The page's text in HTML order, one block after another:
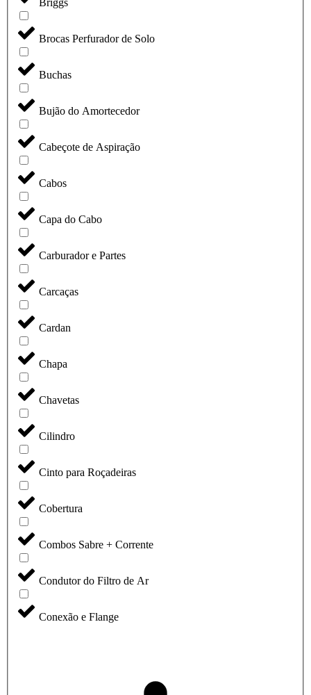
Briggs
Brocas Perfurador de Solo
Buchas
Bujão do Amortecedor
Cabeçote de Aspiração
Cabos
Capa do Cabo
Carburador e Partes
Carcaças
Cardan
Chapa
Chavetas
Cilindro
Cinto para Roçadeiras
Cobertura
Combos Sabre + Corrente
Condutor do Filtro de Ar
Conexão e Flange